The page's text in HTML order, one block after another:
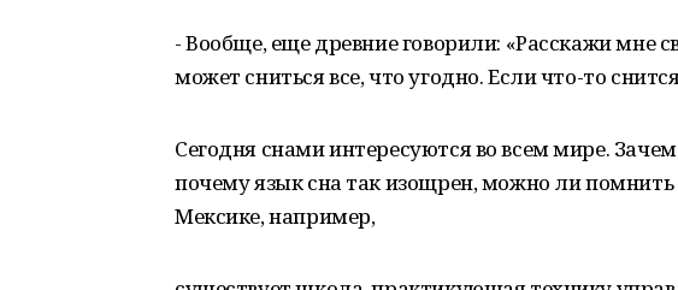
- Вообще, еще древние говорили: «Расскажи мне
может сниться все, что угодно. Если что-то
Сегодня снами интересуются во всем мире.
почему язык сна так изощрен, можно ли помнить
Мексике, например,